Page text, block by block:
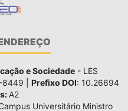
e Sociedade - LES
| Prefixo DOI: 10.26694
A2
Universitário Ministro